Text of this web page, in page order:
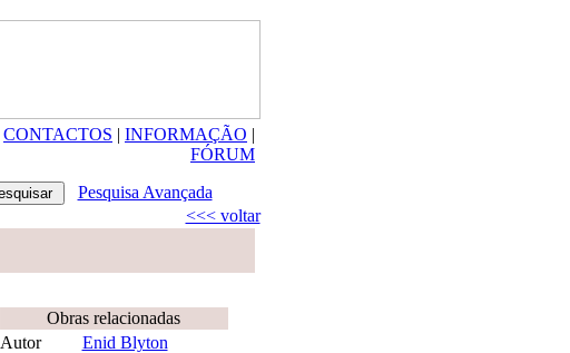
CONTACTOS | INFORMAÇÃO |
FÓRUM
Pesquisa Avançada
<<< voltar
Obras relacionadas
Autor
Enid Blyton